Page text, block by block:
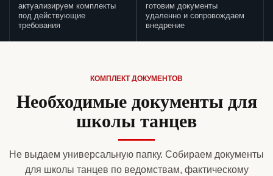
актуализируем комплекты
под действующие
требования
готовим документы
удаленно и сопровождаем
внедрение
КОМПЛЕКТ ДОКУМЕНТОВ
Необходимые документы для
школы танцев
Не выдаем универсальную папку. Собираем документы
для школы танцев по ведомствам, фактическому